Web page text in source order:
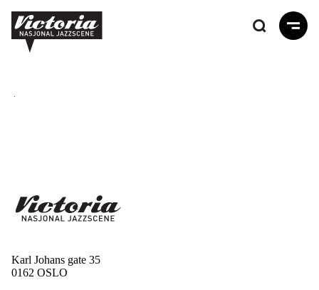
hovedinnhold
Karl Johans gate 35
0162 OSLO